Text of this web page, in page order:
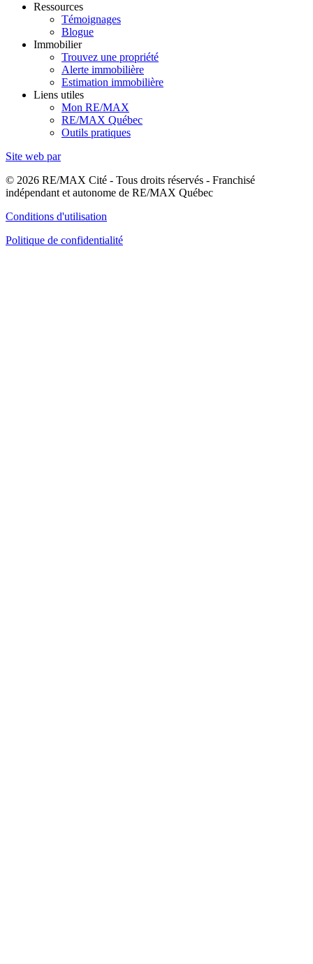
Ressources
Témoignages
Blogue
Immobilier
Trouvez une propriété
Alerte immobilière
Estimation immobilière
Liens utiles
Mon RE/MAX
RE/MAX Québec
Outils pratiques
Site web par
© 2026 RE/MAX Cité - Tous droits réservés - Franchisé
indépendant et autonome de RE/MAX Québec
Conditions d'utilisation
Politique de confidentialité